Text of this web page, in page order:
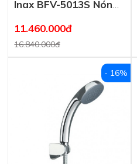
Inax BFV-5013S Nóng
11.460.000đ
16.840.000đ
- 16%